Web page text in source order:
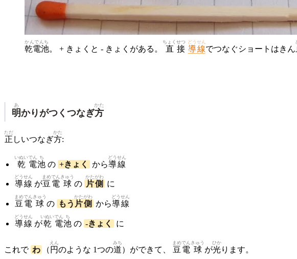
乾電池
かんでんち
。 + きょくと - きょくがある。 直
ちょく
接
せつ
導線
どうせん
でつなぐショートはきん
明
あ
かりがつくつなぎ方
かた
正
ただ
しいつなぎ方
かた
:
乾
いぬい
電
でん
池
ち
の +きょく から導
どう
線
せん
導
どう
線
せん
が豆
まめ
電
でん
球
きゅう
の 片
かた
側
がわ
に
豆
まめ
電
でん
球
きゅう
の もう 片
かた
側
がわ
から導
どう
線
せん
導
どう
線
せん
が乾
いぬい
電
でん
池
ち
の -きょく に
これで わ （ 円
えん
のような 1つの道
みち
）ができて、 豆
まめ
電
でん
球
きゅう
が光
ひか
ります。